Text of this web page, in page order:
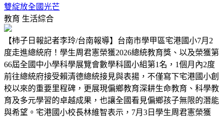
雙綻放全國光芒
教育 生活綜合
【柿子日報記者李玲/台南報導】台南市學甲區宅港國小7月2
度走進總統府！學生周君憲榮獲2026總統教育獎、以及榮獲第
66屆全國中小學科學展覽會數學科國小組第1名，1個月內2度
前往總統府接受賴清德總統接見與表揚，不僅寫下宅港國小創
校以來的重要里程碑，更展現偏鄉教育深耕生命教育、科學教
育及多元學習的卓越成果，也讓全國看見偏鄉孩子無限的潛能
與希望。宅港國小校長林維智表示，7月3日學生周君憲榮獲